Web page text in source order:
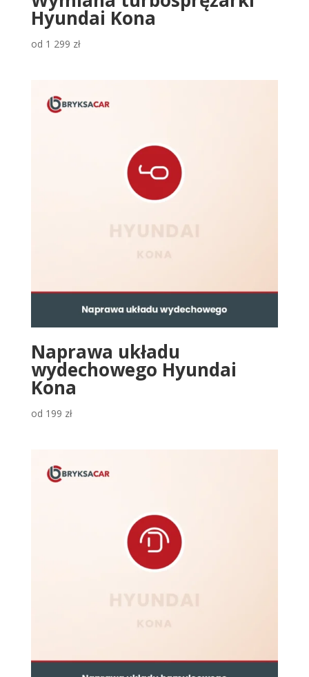
Hyundai Kona
od 1 299 zł
Naprawa układu
wydechowego Hyundai
Kona
od 199 zł